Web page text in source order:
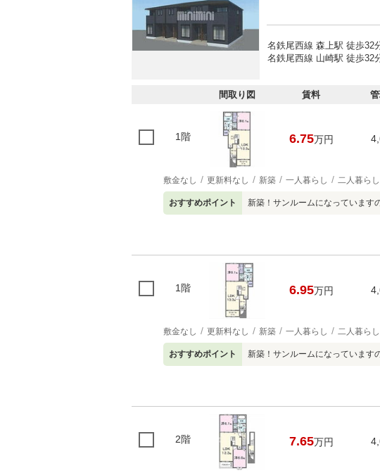
名鉄尾西線 森上駅 徒歩32
名鉄尾西線 山崎駅 徒歩32
間取り図 賃料
1階 6.75万円
敷金なし 更新料なし 新築 一人暮らし 二人暮らし
おすすめポイント 新築！サンルームになっています
1階 6.95万円
敷金なし 更新料なし 新築 一人暮らし 二人暮らし
おすすめポイント 新築！サンルームになっています
2階 7.65万円